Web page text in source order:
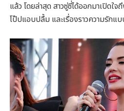
แล้ว โดยล่าสุด สาวซู่ซี่ได้ออกมาเปิดใ
โป๊ปแอบปลื้ม และเรื่องราวความรัก